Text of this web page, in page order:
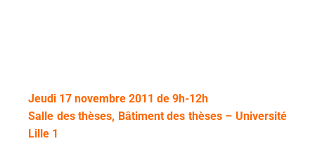
Jeudi 17 novembre 2011 de 9h-12h
Salle des thèses, Bâtiment des thèses – Université
Lille 1